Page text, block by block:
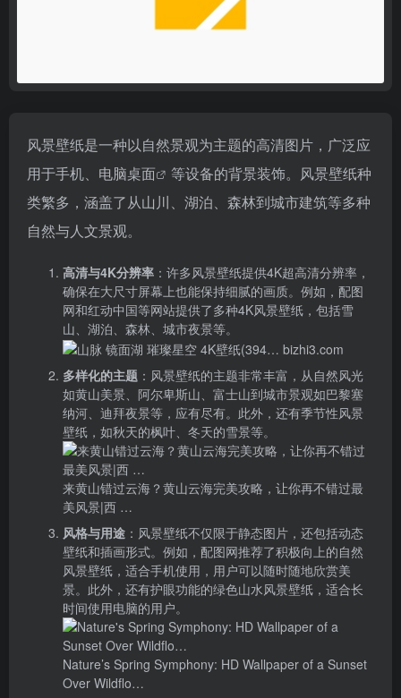
风景壁纸是一种以自然景观为主题的高清图片，广泛应
用于手机、 电脑桌面
等设备的背景装饰。风景壁纸种
类繁多，涵盖了从山川、湖泊、森林到城市建筑等多种
自然与人文景观。
高清与4K分辨率 ：许多风景壁纸提供4K超高清分辨率，
确保在大尺寸屏幕上也能保持细腻的画质。例如，配图
网和红动中国等网站提供了多种4K风景壁纸，包括雪
山、湖泊、森林、城市夜景等。
多样化的主题 ：风景壁纸的主题非常丰富，从自然风光
如黄山美景、阿尔卑斯山、富士山到城市景观如巴黎塞
纳河、迪拜夜景等，应有尽有。此外，还有季节性风景
壁纸，如秋天的枫叶、冬天的雪景等。
来黄山错过云海？黄山云海完美攻略，让你再不错过最
美风景|西 …
风格与用途 ：风景壁纸不仅限于静态图片，还包括动态
壁纸和插画形式。例如，配图网推荐了积极向上的自然
风景壁纸，适合手机使用，用户可以随时随地欣赏美
景。此外，还有护眼功能的绿色山水风景壁纸，适合长
时间使用电脑的用户。
Nature’s Spring Symphony: HD Wallpaper of a Sunset
Over Wildflo…